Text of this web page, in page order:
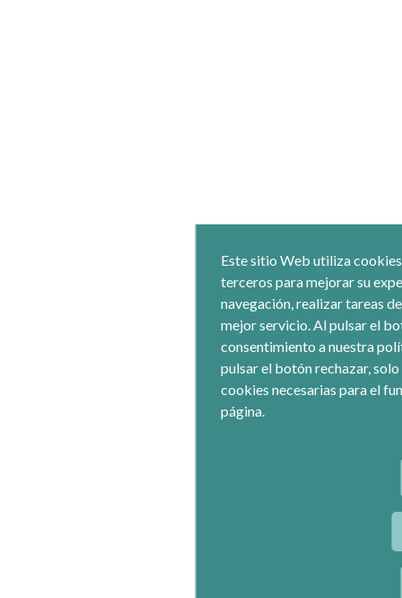
Este sitio Web utiliza
terceros para mejorar su
navegación, realizar tareas
mejor servicio. Al pulsar el
consentimiento a nuestra
pulsar el botón rechazar, solo
cookies necesarias para el
página.